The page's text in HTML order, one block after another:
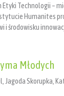
Technologii –
Humanites
i środowisku
Młodych
Jagoda Skorupka,